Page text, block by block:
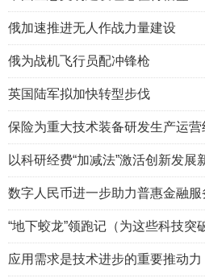
俄加速推进无人作战力量建设
俄为战机飞行员配冲锋枪
英国陆军拟加快转型步伐
保险为重大技术装备研发生产运营
以科研经费“加减法”激活创新发展
数字人民币进一步助力普惠金融服
“地下蛟龙”领跑记（为这些科技突
应用需求是技术进步的重要推动力